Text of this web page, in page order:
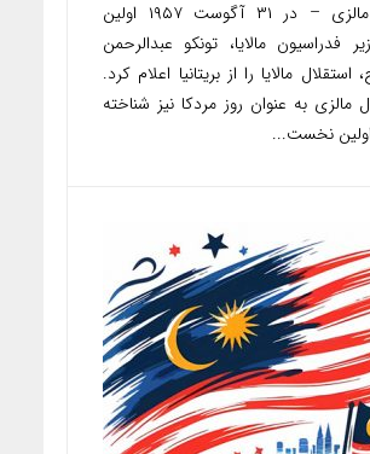
توریست مالزی – در ۳۱ آگوست ۱۹۵۷ اولین
فدراسیون مالایا، تونکو عبدالرحمن
استقلال مالایا را از بریتانیا اعلام کرد.
مالزی به عنوان روز مردکا نیز شناخته
نخست...